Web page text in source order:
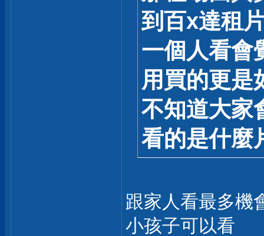
到百x達租
一個人看會
用買的更是
不知道大家
看的是什麼
跟家人看最多機
小孩子可以看